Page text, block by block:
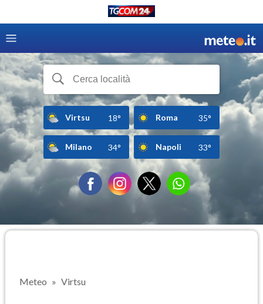
Virtsu 18° Roma 35°
Milano 34° Napoli 33°
Meteo Virtsu